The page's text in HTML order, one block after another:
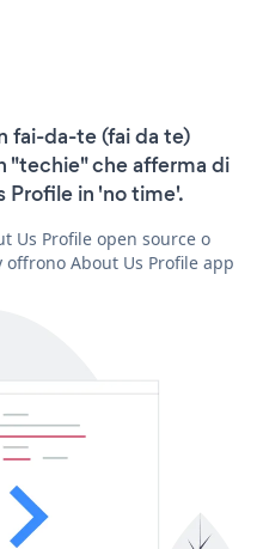
fai-da-te (fai da te)
"techie" che afferma di
Profile in 'no time'.
Us Profile open source o
About Us Profile app